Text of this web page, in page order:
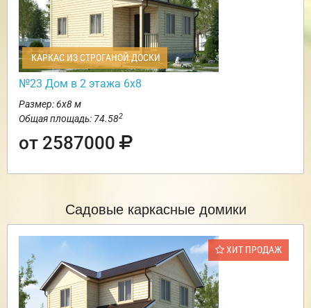
КАРКАС ИЗ СТРОГАНОЙ ДОСКИ
№23 Дом в 2 этажа 6х8
Размер: 6х8 м
Общая площадь: 74.582
от 2587000
Садовые каркасные домики
ХИТ ПРОДАЖ